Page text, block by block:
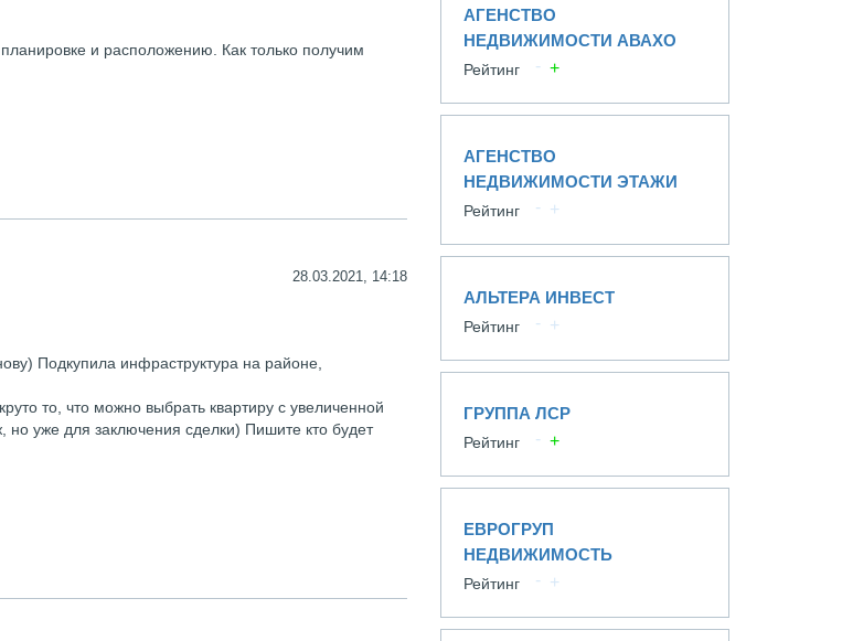
и расположению. Как только получим
28.03.2021, 14:18
Подкупила инфраструктура на районе,
то, что можно выбрать квартиру с увеличенной
уже для заключения сделки) Пишите кто будет
АГЕНСТВО
НЕДВИЖИМОСТИ АВАХО
Рейтинг
АГЕНСТВО
НЕДВИЖИМОСТИ ЭТАЖИ
Рейтинг
АЛЬТЕРА ИНВЕСТ
Рейтинг
ГРУППА ЛСР
Рейтинг
ЕВРОГРУП
НЕДВИЖИМОСТЬ
Рейтинг